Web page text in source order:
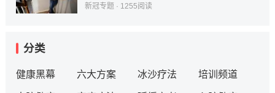
新冠专题 · 1255阅读
分类
健康黑幕 六大方案 冰沙疗法 培训频道